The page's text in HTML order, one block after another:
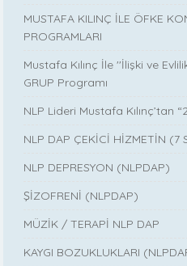
MUSTAFA KILINÇ İLE ÖFKE
PROGRAMLARI
Mustafa Kılınç İle ''İlişki ve
GRUP Programı
NLP Lideri Mustafa Kılınç’tan
NLP DAP ÇEKİCİ HİZMETİN (7
NLP DEPRESYON (NLPDAP)
ŞİZOFRENİ (NLPDAP)
MÜZİK / TERAPİ NLP DAP
KAYGI BOZUKLUKLARI